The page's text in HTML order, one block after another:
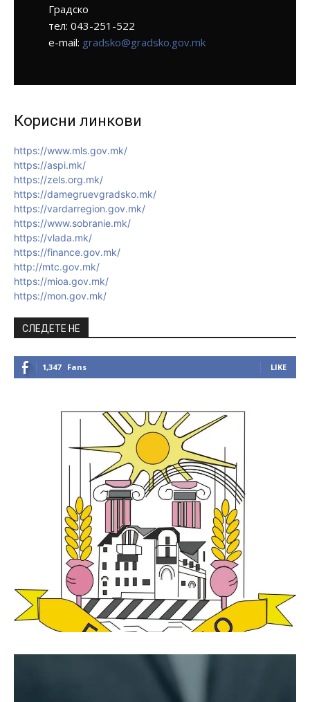
Градско
тел: 043-251-522
e-mail: gradsko@gradsko.gov.mk
Корисни линкови
https://www.mls.gov.mk/
https://aspi.mk/
https://zels.org.mk/
https://damegruevgradsko.mk/
https://vardarregion.gov.mk/
https://www.sobranie.mk/
https://vlada.mk/
https://finance.gov.mk/
http://mtc.gov.mk/
https://mioa.gov.mk/
https://mon.gov.mk/
СЛЕДЕТЕ НЕ
1,347 Fans LIKE